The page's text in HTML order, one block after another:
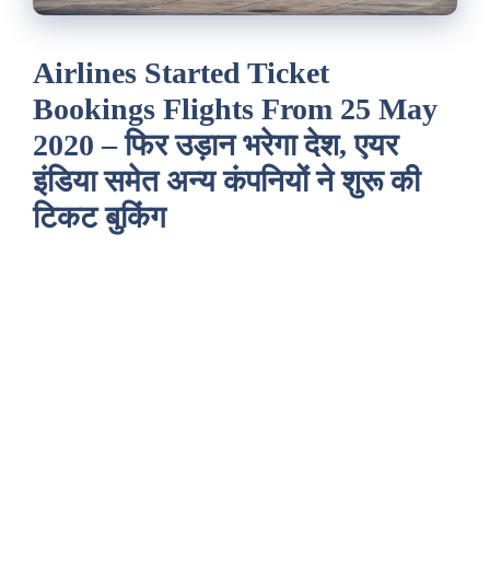
Airlines Started Ticket
Bookings Flights From 25 May
2020 – फिर उड़ान भरेगा देश, एयर
इंडिया समेत अन्य कंपनियों ने शुरू की
टिकट बुकिंग